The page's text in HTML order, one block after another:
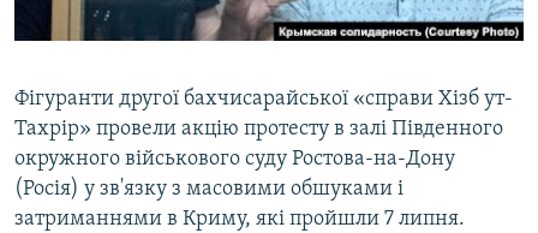
ДОЛУЧАЙСЯ!
Усі сайти RFE/RL
Фігуранти другої бахчисарайської «справи Хізб ут-
Тахрір» провели акцію протесту в залі Південного
окружного військового суду Ростова-на-Дону
(Росія) у зв'язку з масовими обшуками і
затриманнями в Криму, які пройшли 7 липня.